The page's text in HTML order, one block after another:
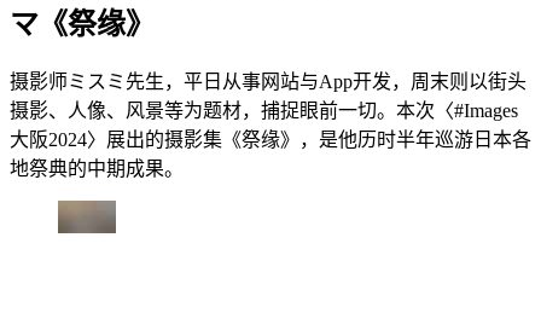
マ《祭缘》
摄影师ミスミ先生，平日从事网站与App开发，周末则以街头
摄影、人像、风景等为题材，捕捉眼前一切。本次〈#Images
大阪2024〉展出的摄影集《祭缘》，是他历时半年巡游日本各
地祭典的中期成果。